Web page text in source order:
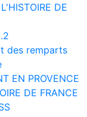
DE
des remparts
EN PROVENCE
DE FRANCE